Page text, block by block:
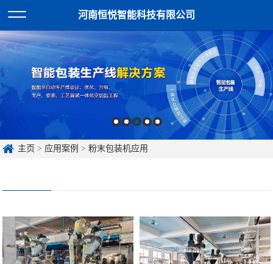
河南恒悦智能科技有限公司
主页 > 应用案例 >粉末包装机应用